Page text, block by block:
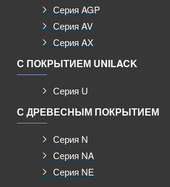
Серия AGP
Серия AV
Серия AX
С ПОКРЫТИЕМ UNILACK
Серия U
С ДРЕВЕСНЫМ ПОКРЫТИЕМ
Серия N
Серия NA
Серия NE